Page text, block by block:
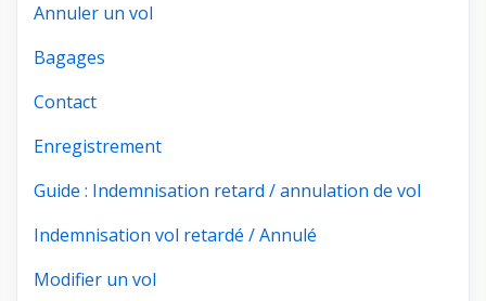
Annuler un vol
Bagages
Contact
Enregistrement
Guide : Indemnisation retard / annulation de vol
Indemnisation vol retardé / Annulé
Modifier un vol